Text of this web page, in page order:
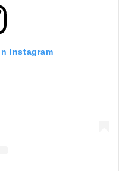
Instagram